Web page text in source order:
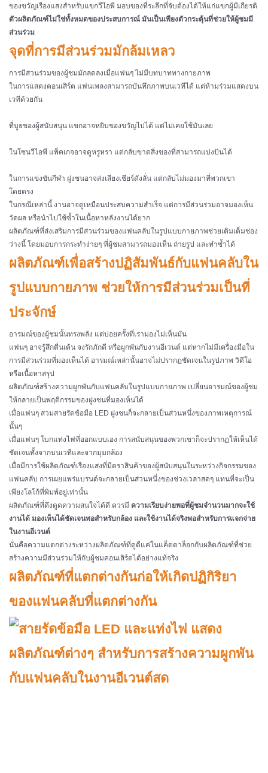
ของขวัญเรืองแสงสำหรับแขกวีไอพี มอบของที่ระลึกที่จับต้องได้ให้แก่แขกผู้มีเกียรติ
ตัวผลิตภัณฑ์ไม่ใช่ทั้งหมดของประสบการณ์ มันเป็นเพียงตัวกระตุ้นที่ช่วยให้ผู้ชมมี
ส่วนร่วม
จุดที่การมีส่วนร่วมมักล้มเหลว
การมีส่วนร่วมของผู้ชมมักลดลงเมื่อแฟนๆ ไม่มีบทบาททางกายภาพ
ในการแสดงคอนเสิร์ต แฟนเพลงสามารถบันทึกภาพบนเวทีได้ แต่ห้ามร่วมแสดงบน
เวทีด้วยกัน
ที่บูธของผู้สนับสนุน แขกอาจหยิบของขวัญไปได้ แต่ไม่เคยใช้มันเลย
ในโซนวีไอพี แพ็คเกจอาจดูหรูหรา แต่กลับขาดสิ่งของที่สามารถแบ่งปันได้
ในการแข่งขันกีฬา ฝูงชนอาจส่งเสียงเชียร์ดังลั่น แต่กลับไม่มองมาที่พวกเขา
โดยตรง
ในกรณีเหล่านี้ งานอาจดูเหมือนประสบความสำเร็จ แต่การมีส่วนร่วมอาจมองเห็น
วัดผล หรือนำไปใช้ซ้ำในเนื้อหาหลังงานได้ยาก
ผลิตภัณฑ์ที่ส่งเสริมการมีส่วนร่วมของแฟนคลับในรูปแบบกายภาพช่วยเติมเต็มช่อง
ว่างนี้ โดยมอบการกระทำง่ายๆ ที่ผู้ชมสามารถมองเห็น ถ่ายรูป และทำซ้ำได้
ผลิตภัณฑ์เพื่อสร้างปฏิสัมพันธ์กับแฟนคลับใน
รูปแบบกายภาพ ช่วยให้การมีส่วนร่วมเป็นที่
ประจักษ์
อารมณ์ของผู้ชมนั้นทรงพลัง แต่บ่อยครั้งที่เรามองไม่เห็นมัน
แฟนๆ อาจรู้สึกตื่นเต้น จงรักภักดี หรือผูกพันกับงานอีเวนต์ แต่หากไม่มีเครื่องมือใน
การมีส่วนร่วมที่มองเห็นได้ อารมณ์เหล่านั้นอาจไม่ปรากฏชัดเจนในรูปภาพ วิดีโอ
หรือเนื้อหาสรุป
ผลิตภัณฑ์สร้างความผูกพันกับแฟนคลับในรูปแบบกายภาพ เปลี่ยนอารมณ์ของผู้ชม
ให้กลายเป็นพฤติกรรมของฝูงชนที่มองเห็นได้
เมื่อแฟนๆ สวมสายรัดข้อมือ LED ฝูงชนก็จะกลายเป็นส่วนหนึ่งของภาพเหตุการณ์
นั้นๆ
เมื่อแฟนๆ โบกแท่งไฟที่ออกแบบเอง การสนับสนุนของพวกเขาก็จะปรากฏให้เห็นได้
ชัดเจนทั้งจากบนเวทีและจากมุมกล้อง
เมื่อมีการใช้ผลิตภัณฑ์เรืองแสงที่มีตราสินค้าของผู้สนับสนุนในระหว่างกิจกรรมของ
แฟนคลับ การเผยแพร่แบรนด์จะกลายเป็นส่วนหนึ่งของช่วงเวลาสดๆ แทนที่จะเป็น
เพียงโลโก้ที่พิมพ์อยู่เท่านั้น
ผลิตภัณฑ์ที่ดึงดูดความสนใจได้ดี ควรมี ความเรียบง่ายพอที่ผู้ชมจำนวนมากจะใช้
งานได้ มองเห็นได้ชัดเจนพอสำหรับกล้อง และใช้งานได้จริงพอสำหรับการแจกจ่าย
ในงานอีเวนต์
นั่นคือความแตกต่างระหว่างผลิตภัณฑ์ที่ดูดีแค่ในแค็ตตาล็อกกับผลิตภัณฑ์ที่ช่วย
สร้างความมีส่วนร่วมให้กับผู้ชมคอนเสิร์ตได้อย่างแท้จริง
ผลิตภัณฑ์ที่แตกต่างกันก่อให้เกิดปฏิกิริยา
ของแฟนคลับที่แตกต่างกัน